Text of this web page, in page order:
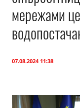
мережами
07.08.2024 11:38